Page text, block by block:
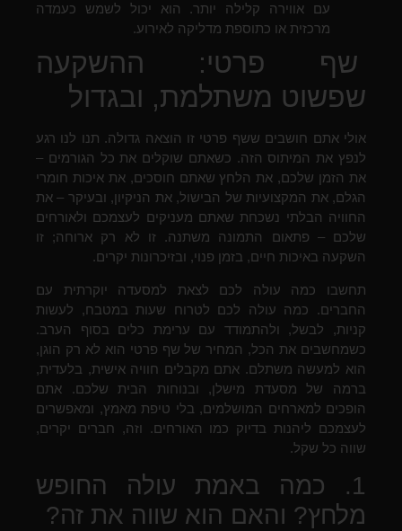
עם אווירה קלילה יותר. הוא יכול לשמש כעמדה
מרכזית או כתוספת מדליקה לאירוע.
שף פרטי: ההשקעה
שפשוט משתלמת, ובגדול
אולי אתם חושבים ששף פרטי זו הוצאה גדולה. תנו לנו רגע
לנפץ את המיתוס הזה. כשאתם שוקלים את כל הגורמים –
את הזמן שלכם, את הלחץ שאתם חוסכים, את איכות חומרי
הגלם, את המקצועיות של הבישול, את הניקיון, ובעיקר – את
החוויה הבלתי נשכחת שאתם מעניקים לעצמכם ולאורחים
שלכם – פתאום התמונה משתנה. זו לא רק ארוחה; זו
השקעה באיכות חיים, בזמן פנוי, ובזיכרונות יקרים.
תחשבו כמה עולה לכם לצאת למסעדה יוקרתית עם
החברים. כמה עולה לכם לטרוח שעות במטבח, לעשות
קניות, לבשל, ולהתמודד עם ערימת כלים בסוף הערב.
כשמחשבים את הכל, המחיר של שף פרטי הוא לא רק הוגן,
הוא למעשה משתלם. אתם מקבלים חוויה אישית, בלעדית,
ברמה של מסעדת מישלן, ובנוחות הבית שלכם. אתם
הופכים למארחים המושלמים, בלי טיפת מאמץ, ומאפשרים
לעצמכם ליהנות בדיוק כמו האורחים. וזה, חברים יקרים,
שווה כל שקל.
1. כמה באמת עולה החופש
מלחץ? והאם הוא שווה את זה?